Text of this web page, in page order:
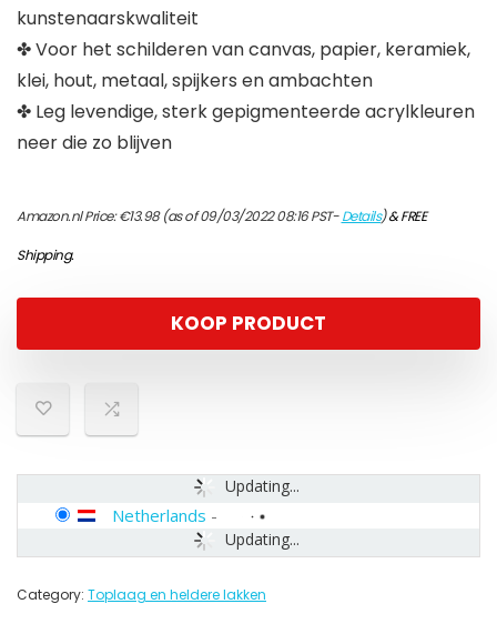
kunstenaarskwaliteit
✤ Voor het schilderen van canvas, papier, keramiek,
klei, hout, metaal, spijkers en ambachten
✤ Leg levendige, sterk gepigmenteerde acrylkleuren
neer die zo blijven
Amazon.nl Price:€13.98(as of 09/03/2022 08:16 PST-Details)&FREE
Shipping.
KOOP PRODUCT
Updating...
Updating...
Netherlands -
Category: Toplaag en heldere lakken